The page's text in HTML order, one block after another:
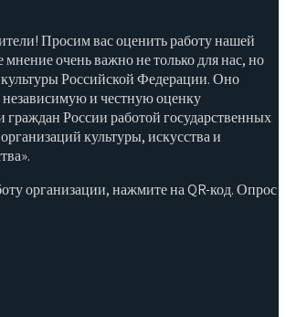
Просим вас оценить работу нашей
очень важно не только для нас, но
Российской Федерации. Оно
и честную оценку
граждан России работой государственных
культуры, искусства и
организации, нажмите на QR-код. Опрос